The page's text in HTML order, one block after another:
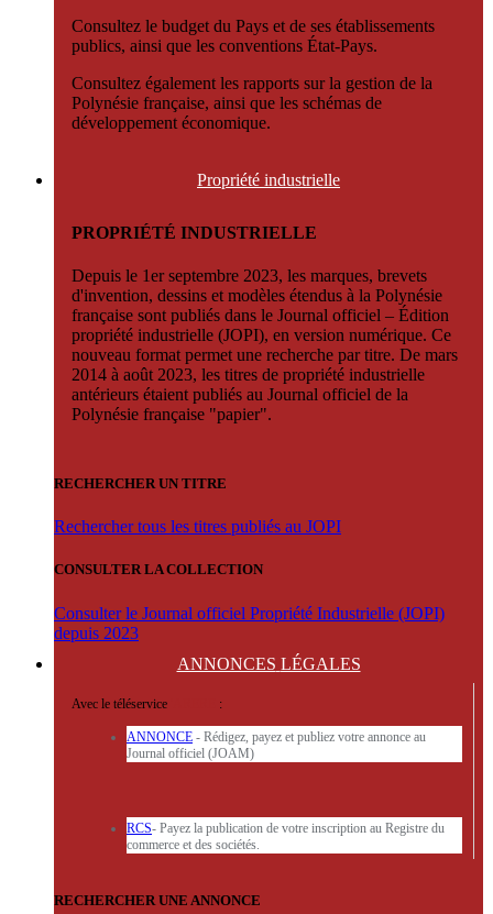
Consultez le budget du Pays et de ses établissements
publics, ainsi que les conventions État-Pays.
Consultez également les rapports sur la gestion de la
Polynésie française, ainsi que les schémas de
développement économique.
Propriété industrielle
PROPRIÉTÉ INDUSTRIELLE
Depuis le 1er septembre 2023, les marques, brevets
d'invention, dessins et modèles étendus à la Polynésie
française sont publiés dans le Journal officiel – Édition
propriété industrielle (JOPI), en version numérique. Ce
nouveau format permet une recherche par titre. De mars
2014 à août 2023, les titres de propriété industrielle
antérieurs étaient publiés au Journal officiel de la
Polynésie française "papier".
RECHERCHER UN TITRE
Rechercher tous les titres publiés au JOPI
CONSULTER LA COLLECTION
Consulter le Journal officiel Propriété Industrielle (JOPI)
depuis 2023
ANNONCES LÉGALES
Avec le téléservice :
ANNONCE - Rédigez, payez et publiez votre annonce au
Journal officiel (JOAM)
RCS- Payez la publication de votre inscription au Registre du
commerce et des sociétés.
RECHERCHER UNE ANNONCE